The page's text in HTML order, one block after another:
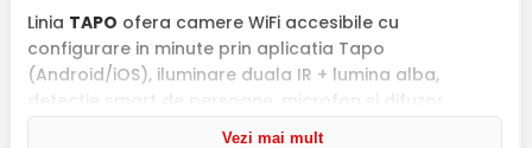
Linia TAPO ofera camere WiFi accesibile cu
configurare in minute prin aplicatia Tapo
(Android/iOS), iluminare duala IR + lumina alba,
detectie smart de persoane, microfon si difuzor
pentru comunicare bidirectionala. Modelele populare
Vezi mai mult